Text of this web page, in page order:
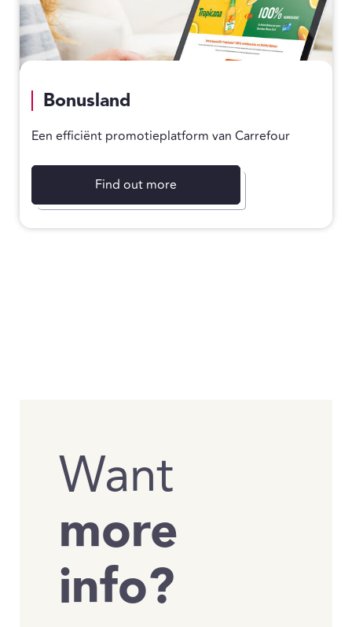
Bonusland
Een efficiënt promotieplatform van Carrefour
Find out more
Want
more
info?